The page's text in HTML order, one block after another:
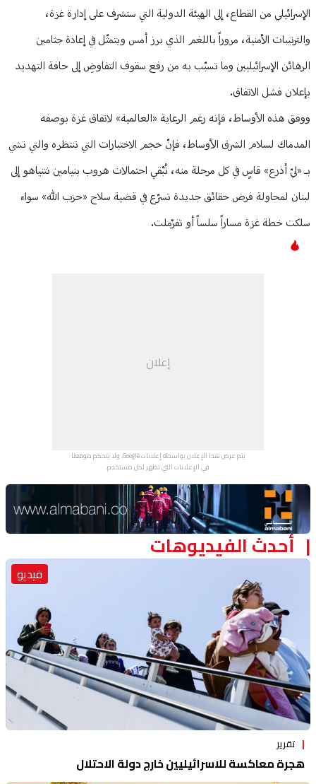
الإسرائيلي من القطاع، إلى الهيئة الدولية التي ستشرف على إدارة غزة،
والترتيبات الأمنية، مروراً باللغم الذي برز أمس ويتمثّل في إعادة جثامين
الرهائن الإسرائيليين وما تسبّب به من رفع سقوف التفاوضِ إلى حافة التهديد
بإعلان فشل الاتفاق.
ووفق هذه الأوساط، فإنه رغم الرعاية «العالمية» لاتفاق غزة بوصفه
المدماك لسلام الشرق الأوساط، فإنّ حجم الاختبارات التي تنتظره والتي تشي
بـ «ليّ أذرع» قاسٍ في كل مرحلة منه، تُبْقي احتمالات هروب بنيامين نتنياهو إلى
لبنان لمحاولة فرض حقائق جديدة تسرّع في قضية سلاح «حزب الله» سواء
سلكت خطة غزة مساراً سلساً أو تفرْملت.
إعلان
يتم عرض هذا الإعلان بواسطة إعلانات Google، ولا يتحكم موقعنا
في الإعلانات التي تظهر لكل مستخدم.
Advertisement Section
أحدث الفيديوهات
فيديو
تقرير
هجرة معاكسة للاسرائيليين خارج دولة الاحتلال